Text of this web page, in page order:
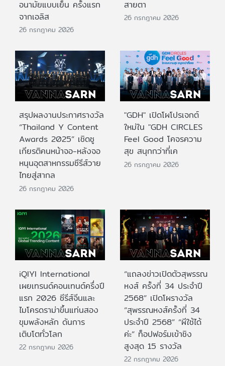
อนามัยแบบเย็น ครั้งแรก
จากเอลิส
26 กรกฎาคม 2026
สายตา
26 กรกฎาคม 2026
สรุปผลงานประกาศรางวัล
“Thailand Y Content
Awards 2025” เชิดชู
เกียรติคนหน้าจอ-หลังจอ
หนุนอุตสาหกรรมซีรีส์วาย
ไทยสู่สากล
26 กรกฎาคม 2026
"GDH" เปิดโผโปรเจกต์
ใหม่ใน "GDH CIRCLES
Feel Good โคจรความ
สุข สนุกกว่าที่เค
26 กรกฎาคม 2026
iQIYI International
เผยเทรนด์คอนเทนต์ครึ่งปี
แรก 2026 ซีรีส์จีนและ
ไมโครดราม่าขึ้นแท่นสอง
ขุมพลังหลัก ดันการ
เติบโตทั่วโลก
22 กรกฎาคม 2026
“แถลงข่าวเปิดตัวสุพรรณ
หงส์ ครั้งที่ 34 ประจำปี
2568” เปิดโผรางวัล
“สุพรรณหงส์ครั้งที่ 34
ประจำปี 2568” “ผีใช้ได้
ค่ะ” ท็อปฟอร์มเข้าชิง
สูงสุด 15 รางวัล
22 กรกฎาคม 2026